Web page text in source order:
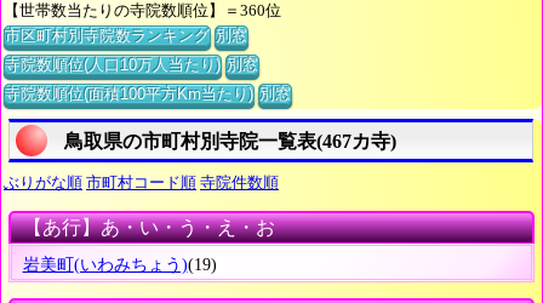
【世帯数当たりの寺院数順位】＝360位
市区町村別寺院数ランキング 別窓
寺院数順位(人口10万人当たり) 別窓
寺院数順位(面積100平方Km当たり) 別窓
鳥取県の市町村別寺院一覧表(467カ寺)
ぶりがな順 市町村コード順 寺院件数順
【あ行】あ・い・う・え・お
岩美町 (いわみちょう)(19)